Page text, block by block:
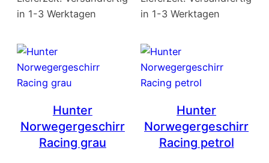
in 1-3 Werktagen
in 1-3 Werktagen
Hunter
Norwegergeschirr
Racing grau
Hunter
Norwegergeschirr
Racing petrol